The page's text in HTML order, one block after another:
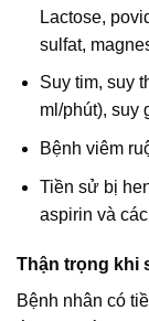
Lactose,
sulfat,
Suy tim, suy
ml/phút), suy
Bệnh viêm
Tiền sử bị
aspirin và
Thận trọng khi
Bệnh nhân có